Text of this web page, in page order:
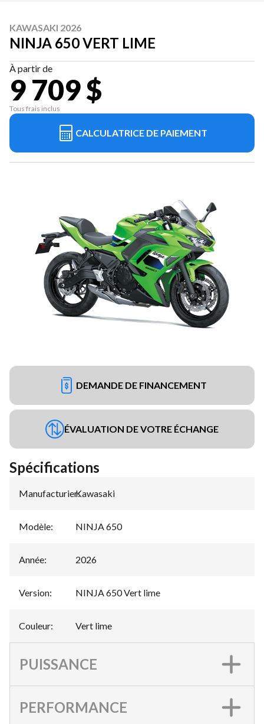
KAWASAKI 2026
NINJA 650 VERT LIME
À partir de
9 709 $
Tous frais inclus
CALCULATRICE DE PAIEMENT
DEMANDE DE FINANCEMENT
ÉVALUATION DE VOTRE ÉCHANGE
Spécifications
Manufacturier:
Kawasaki
Modèle: NINJA 650
Année: 2026
Version: NINJA 650 Vert lime
Couleur: Vert lime
PUISSANCE
PERFORMANCE